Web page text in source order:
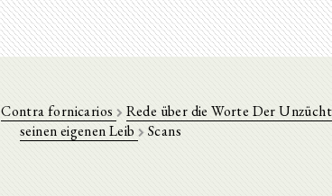
Contra fornicarios
Rede über die Worte Der
seinen eigenen Leib Scans